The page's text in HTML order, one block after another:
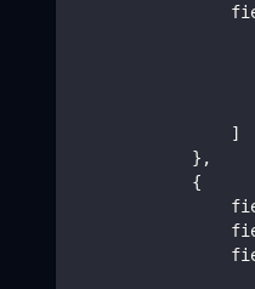
                ]
            },
            {